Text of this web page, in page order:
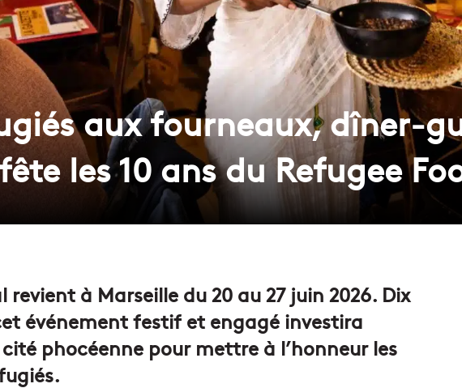
aux fourneaux, dîner-
les 10 ans du Refugee
revient à Marseille du 20 au 27 juin 2026. Dix
événement festif et engagé investira
phocéenne pour mettre à l’honneur les